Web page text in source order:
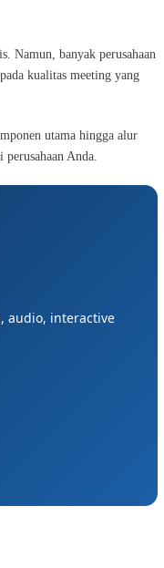
Namun, banyak perusahaan
kualitas meeting yang
utama hingga alur
Anda.
audio, interactive